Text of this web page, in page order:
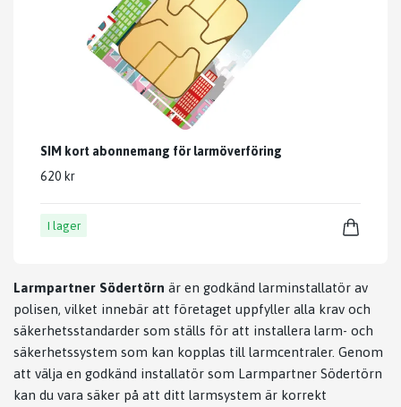
SIM kort abonnemang för larmöverföring
620 kr
I lager
Larmpartner Södertörn är en godkänd larminstallatör av
polisen, vilket innebär att företaget uppfyller alla krav och
säkerhetsstandarder som ställs för att installera larm- och
säkerhetssystem som kan kopplas till larmcentraler. Genom
att välja en godkänd installatör som Larmpartner Södertörn
kan du vara säker på att ditt larmsystem är korrekt